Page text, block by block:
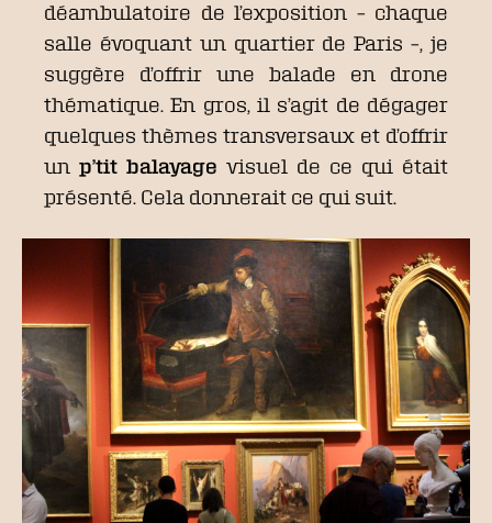
déambulatoire de l’exposition – chaque
salle évoquant un quartier de Paris –, je
suggère d’offrir une balade en drone
thématique. En gros, il s’agit de dégager
quelques thèmes transversaux et d’offrir
un p’tit balayage visuel de ce qui était
présenté. Cela donnerait ce qui suit.